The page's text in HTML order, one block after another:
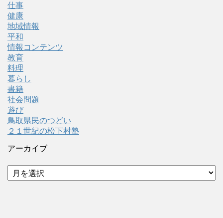
仕事
健康
地域情報
平和
情報コンテンツ
教育
料理
暮らし
書籍
社会問題
遊び
鳥取県民のつどい
２１世紀の松下村塾
アーカイブ
ア
ー